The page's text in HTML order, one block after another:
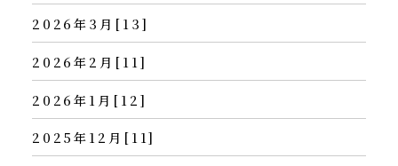
2026年3月[13]
2026年2月[11]
2026年1月[12]
2025年12月[11]